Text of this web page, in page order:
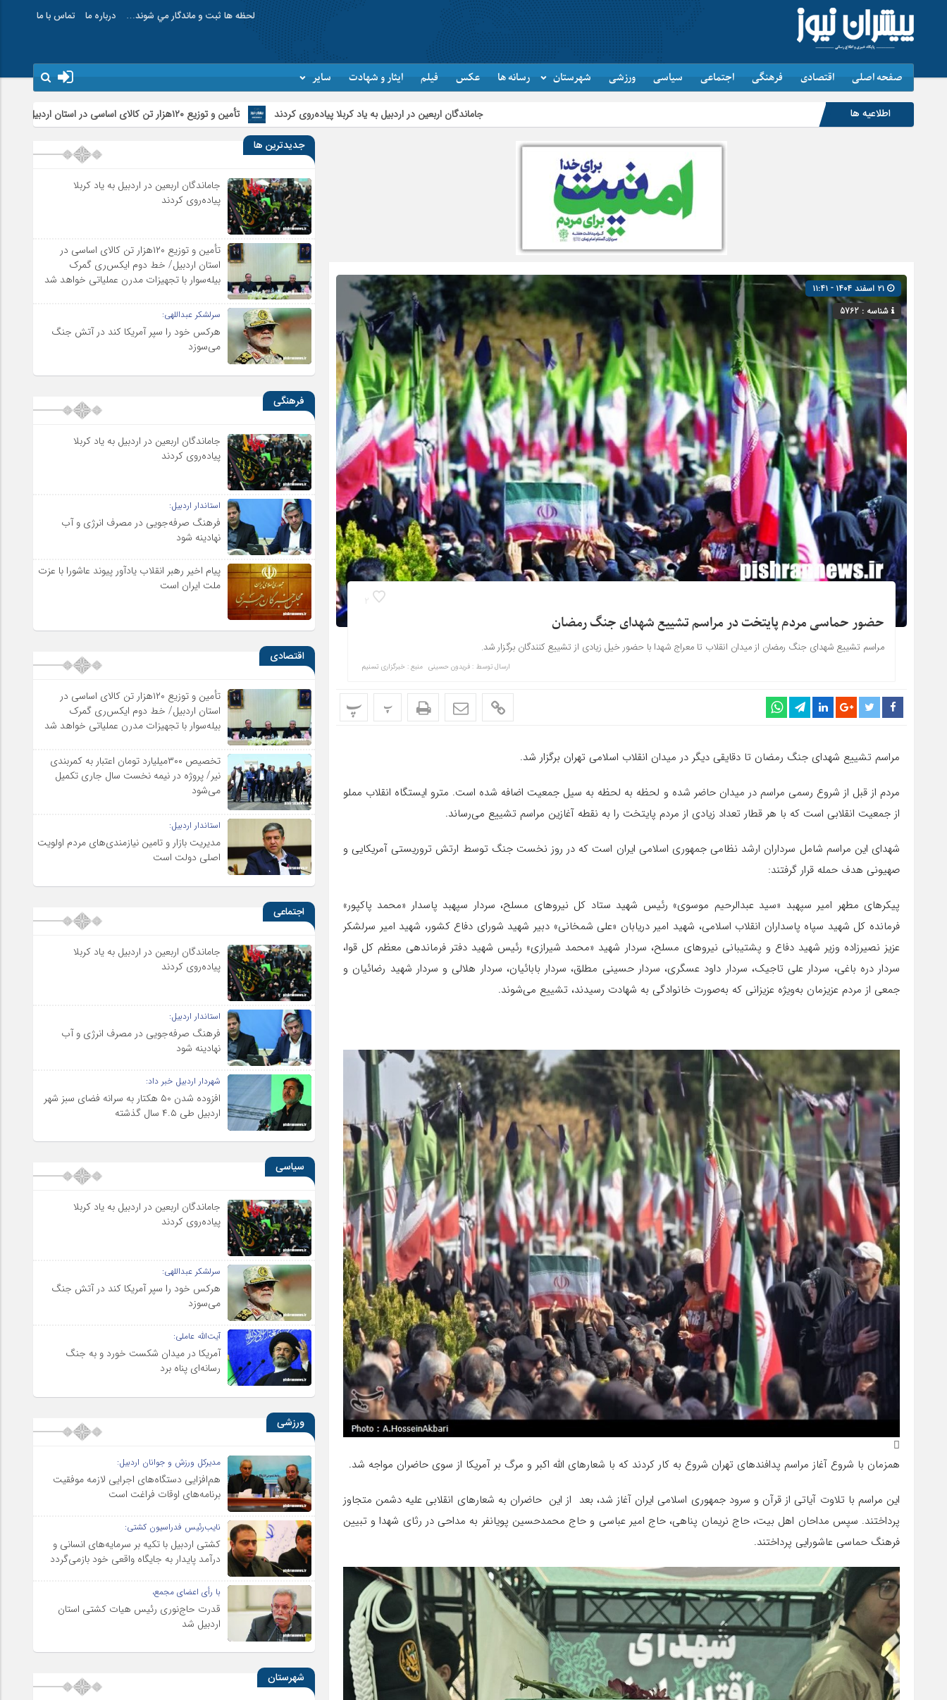
لحظه ها ثبت و ماندگار مي شوند… درباره ما تماس با ما
صفحه اصلی اقتصادی فرهنگی اجتماعی سیاسی ورزشی شهرستان رسانه ها عکس فیلم ایثار و شهادت سایر
اطلاعیه ها جاماندگان اربعین در اردبیل به یاد کربلا پیاده‌روی کردند تأمین و توزیع ۱۲۰هزار تن کالای اساسی در استان اردبیل/ خط دوم ایکس‌ری گمرک بیله‌سوار با تجهیزات مدرن عملیاتی خواهد شد
شناسه : 5762
2
حضور حماسی مردم پایتخت در مراسم تشییع شهدای جنگ رمضان
مراسم تشییع شهدای جنگ رمضان از میدان انقلاب تا معراج شهدا با حضور خیل زیادی از تشییع کنندگان برگزار شد.
ارسال توسط : فریدون حسینی منبع : خبرگزاری تسنیم
پ پ
مراسم تشییع شهدای جنگ رمضان تا دقایقی دیگر در میدان انقلاب اسلامی تهران برگزار شد.
مردم از قبل از شروع رسمی مراسم در میدان حاضر شده‌ و لحظه به لحظه به سیل جمعیت اضافه شده است. مترو ایستگاه انقلاب مملو
از جمعیت انقلابی است که با هر قطار تعداد زیادی از مردم پایتخت را به نقطه آغازین مراسم تشییع می‌رساند.
شهدای این مراسم شامل سرداران ارشد نظامی جمهوری اسلامی ایران است که در روز نخست جنگ توسط ارتش تروریستی آمریکایی و
صهیونی هدف حمله قرار گرفتند:
پیکرهای مطهر امیر سپهبد «سید عبدالرحیم موسوی» رئیس شهید ستاد کل نیروهای مسلح، سردار سپهبد پاسدار «محمد پاکپور»
فرمانده کل شهید سپاه پاسداران انقلاب اسلامی، شهید امیر دریابان «علی شمخانی» دبیر شهید شورای دفاع کشور، شهید امیر سرلشکر
عزیز نصیرزاده وزیر شهید دفاع و پشتیبانی نیروهای مسلح، سردار شهید «محمد شیرازی» رئیس شهید دفتر فرماندهی معظم کل قوا،
سردار دره باغی، سردار علی تاجیک، سردار داود عسگری، سردار حسینی مطلق، سردار بابائیان، سردار هلالی و سردار شهید رضائیان و
جمعی از مردم عزیزمان به‌ویژه عزیزانی که به‌صورت خانوادگی به شهادت رسیدند، تشییع می‌شوند.
همزمان با شروع آغاز مراسم پدافندهای تهران شروع به کار کردند که با شعارهای الله اکبر و مرگ بر آمریکا از سوی حاضران مواجه شد.
این مراسم با تلاوت آیاتی از قرآن و سرود جمهوری اسلامی ایران آغاز شد، بعد از این حاضران به شعارهای انقلابی علیه دشمن متجاوز
پرداختند. سپس مداحان اهل بیت، حاج نریمان پناهی، حاج امیر عباسی و حاج محمدحسین پویانفر به مداحی در رثای شهدا و تبیین
فرهنگ حماسی عاشورایی پرداختند.
جدیدترین ها
جاماندگان اربعین در اردبیل به یاد کربلا
پیاده‌روی کردند
تأمین و توزیع ۱۲۰هزار تن کالای اساسی در
استان اردبیل/ خط دوم ایکس‌ری گمرک
بیله‌سوار با تجهیزات مدرن عملیاتی خواهد شد
سرلشکر عبداللهی:
هرکس خود را سپر آمریکا کند در آتش جنگ
می‌سوزد
فرهنگی
جاماندگان اربعین در اردبیل به یاد کربلا
پیاده‌روی کردند
استاندار اردبیل:
فرهنگ صرفه‌جویی در مصرف انرژی و آب
نهادینه شود
پیام اخیر رهبر انقلاب یادآور پیوند عاشورا با عزت
ملت ایران است
اقتصادی
تأمین و توزیع ۱۲۰هزار تن کالای اساسی در
استان اردبیل/ خط دوم ایکس‌ری گمرک
بیله‌سوار با تجهیزات مدرن عملیاتی خواهد شد
تخصیص ۳۰۰میلیارد تومان اعتبار به کمربندی
نیر/ پروژه در نیمه نخست سال جاری تکمیل
می‌شود
استاندار اردبیل:
مدیریت بازار و تامین نیازمندی‌های مردم اولویت‌
اصلی دولت است
اجتماعی
جاماندگان اربعین در اردبیل به یاد کربلا
پیاده‌روی کردند
استاندار اردبیل:
فرهنگ صرفه‌جویی در مصرف انرژی و آب
نهادینه شود
شهردار اردبیل خبر داد:
افزوده شدن ۵۰ هکتار به سرانه فضای سبز شهر
اردبیل طی ۴.۵ سال گذشته
سیاسی
جاماندگان اربعین در اردبیل به یاد کربلا
پیاده‌روی کردند
سرلشکر عبداللهی:
هرکس خود را سپر آمریکا کند در آتش جنگ
می‌سوزد
آیت‌الله عاملی:
آمریکا در میدان شکست خورد و به جنگ
رسانه‌ای پناه برد
ورزشی
مدیرکل ورزش و جوانان اردبیل:
هم‌افزایی دستگاه‌های اجرایی لازمه موفقیت
برنامه‌های اوقات فراغت است
نایب‌رئیس فدراسیون کشتی:
کشتی اردبیل با تکیه بر سرمایه‌های انسانی و
درآمد پایدار به جایگاه واقعی خود بازمی‌گردد
با رأی اعضای مجمع،
قدرت حاج‌نوری رئیس هیات کشتی استان
اردبیل شد
شهرستان